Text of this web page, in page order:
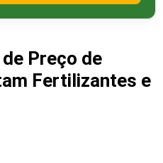
Preço de
Fertilizantes e